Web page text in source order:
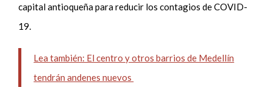
capital antioqueña para reducir los contagios de COVID-
19.
Lea también: El centro y otros barrios de Medellín
tendrán andenes nuevos